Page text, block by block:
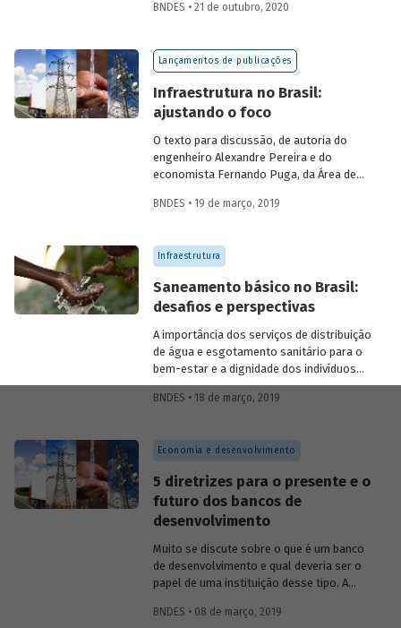
aprovado este ano, e sobre a contribuição
melhorar a qualidades dos serviços no
país.
BNDES • 21 de outubro, 2020
Lançamentos de publicações
Infraestrutura no Brasil:
ajustando o foco
O texto para discussão, de autoria do
engenheiro Alexandre Pereira e do
economista Fernando Puga, da Área de
trará um debate sobre as dificuldades e
apontando oportunidades de melhoria e
expansão nos setores de saneamento,
logística, energia elétrica e
telecomunicações. Leia a introdução do
texto, que será lançado em breve.
BNDES • 19 de março, 2019
Infraestrutura
Saneamento básico no Brasil:
desafios e perspectivas
A importância dos serviços de distribuição
de água e esgotamento sanitário para o
bem-estar e a dignidade dos indivíduos
foi expressa de maneira exemplar no
reconhecimento (na Resolução 64/292, de
Nações Unidas (ONU), do “direito à água
humano essencial ao pleno gozo da vida
e de todos os direitos humanos” (UNGA,
2010, tradução livre).
BNDES • 18 de março, 2019
Economia e desenvolvimento
5 diretrizes para o presente e o
futuro dos bancos de
desenvolvimento
Muito se discute sobre o que é um banco
de desenvolvimento e qual deveria ser o
papel de uma instituição desse tipo. A
a atuação de 9 destas entidades, em
BNDES • 08 de março, 2019